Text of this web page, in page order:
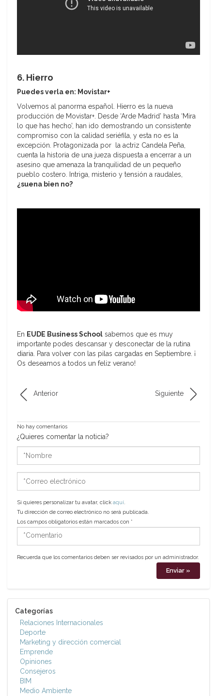
6. Hierro
Puedes verla en: Movistar+
Volvemos al panorma español. Hierro es la nueva
producción de Movistar+. Desde ‘Arde Madrid’ hasta ‘Mira
lo que has hecho’, han ido demostrando un consistente
compromiso con la calidad seriéfila, y esta no es la
excepción. Protagonizada por la actriz Candela Peña,
cuenta la historia de una jueza dispuesta a encerrar a un
asesino que amenaza la tranquilidad de un pequeño
pueblo costero. Intriga, misterio y tensión a raudales,
¿suena bien no?
En EUDE Business School sabemos que es muy
importante podes descansar y desconectar de la rutina
diaria. Para volver con las pilas cargadas en Septiembre. ¡
Os deseamos a todos un feliz verano!
Anterior Siguiente
No hay comentarios
¿Quieres comentar la noticia?
electrónico
Si quieres personalizar tu avatar, click aquí.
Tu dirección de correo electrónico no será publicada.
Los campos obligatorios están marcados con *
*Comentario
Recuerda que los comentarios deben ser revisados por un administrador.
Categorías
Relaciones Internacionales
Deporte
Marketing y dirección comercial
Emprende
Opiniones
Consejeros
BIM
Medio Ambiente